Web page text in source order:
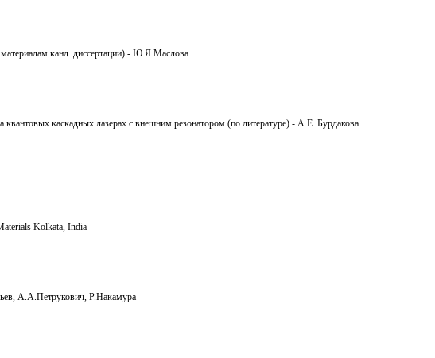
материалам канд. диссертации) - Ю.Я.Маслова
каскадных лазерах с внешним резонатором (по литературе) - А.Е. Бурдакова
Kolkata, India
А.А.Петрукович, Р.Накамура